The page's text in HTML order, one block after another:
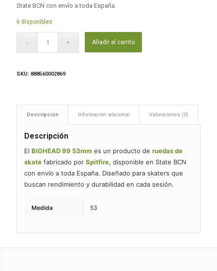
State BCN con envío a toda España.
6 disponibles
Añadir al carrito
SKU: 888560002869
Descripción Información adicional Valoraciones (0)
Descripción
El BIGHEAD 99 53mm es un producto de ruedas de
skatefabricado por Spitfire, disponible en State BCN
con envío a toda España. Diseñado para skaters que
buscan rendimiento y durabilidad en cada sesión.
Medida 53